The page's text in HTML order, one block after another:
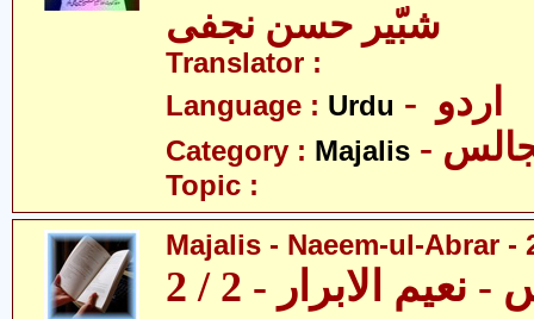
شبّیر حسن نجفی
Translator :
Language : Urdu
Category : Majalis
Topic :
Majalis - Naeem-ul-Abrar -
الابرار - 2 / 2